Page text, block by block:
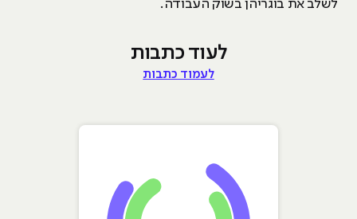
לשלב את בוגריהן בשוק העבודה.
לעוד כתבות
לעמוד כתבות